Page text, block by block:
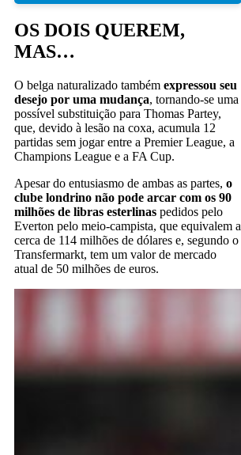
OS DOIS QUEREM,
MAS…
O belga naturalizado também expressou seu
desejo por uma mudança, tornando-se uma
possível substituição para Thomas Partey,
que, devido à lesão na coxa, acumula 12
partidas sem jogar entre a Premier League, a
Champions League e a FA Cup.
Apesar do entusiasmo de ambas as partes, o
clube londrino não pode arcar com os 90
milhões de libras esterlinas pedidos pelo
Everton pelo meio-campista, que equivalem a
cerca de 114 milhões de dólares e, segundo o
Transfermarkt, tem um valor de mercado
atual de 50 milhões de euros.